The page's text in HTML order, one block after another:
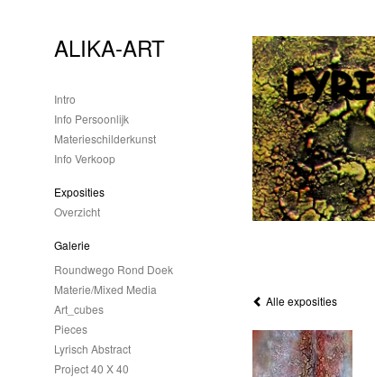
Alle exposities
ALIKA-ART
Intro
Info Persoonlijk
Materieschilderkunst
Info Verkoop
Exposities
Overzicht
Galerie
Roundwego Rond Doek
Materie/mixed Media
Art_cubes
Pieces
Lyrisch Abstract
Project 40 X 40